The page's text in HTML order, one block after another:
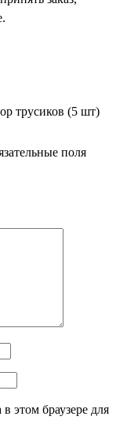
трусиков (5 шт)
поля
этом браузере для